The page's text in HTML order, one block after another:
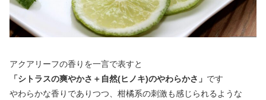
アクアリーフの香りを一言で表すと
「シトラスの爽やかさ＋自然(ヒノキ)のやわらかさ」 です
やわらかな香りでありつつ、柑橘系の刺激も感じられるような